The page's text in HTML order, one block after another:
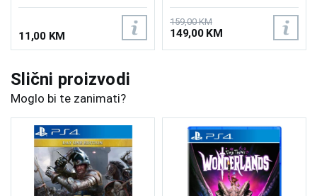
11,00 KM
159,00 KM
149,00 KM
Slični proizvodi
Moglo bi te zanimati?